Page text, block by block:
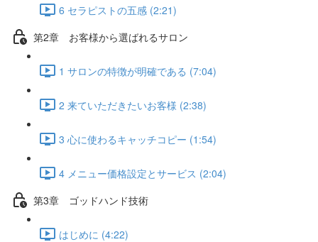
6 セラピストの五感 (2:21)
第2章 お客様から選ばれるサロン
1 サロンの特徴が明確である (7:04)
2 来ていただきたいお客様 (2:38)
3 心に使わるキャッチコピー (1:54)
4 メニュー価格設定とサービス (2:04)
第3章 ゴッドハンド技術
はじめに (4:22)